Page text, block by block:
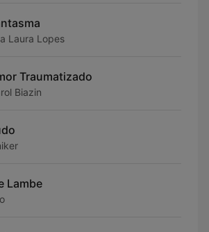
Laura Lopes
Traumatizado
Biazin
Lambe